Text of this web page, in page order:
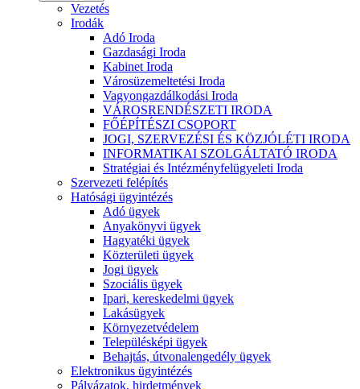
Vezetés
Irodák
Adó Iroda
Gazdasági Iroda
Kabinet Iroda
Városüzemeltetési Iroda
Vagyongazdálkodási Iroda
VÁROSRENDÉSZETI IRODA
FŐÉPÍTÉSZI CSOPORT
JOGI, SZERVEZÉSI ÉS KÖZJÓLÉTI IRODA
INFORMATIKAI SZOLGÁLTATÓ IRODA
Stratégiai és Intézményfelügyeleti Iroda
Szervezeti felépítés
Hatósági ügyintézés
Adó ügyek
Anyakönyvi ügyek
Hagyatéki ügyek
Közterületi ügyek
Jogi ügyek
Szociális ügyek
Ipari, kereskedelmi ügyek
Lakásügyek
Környezetvédelem
Településképi ügyek
Behajtás, útvonalengedély ügyek
Elektronikus ügyintézés
Pályázatok, hirdetmények